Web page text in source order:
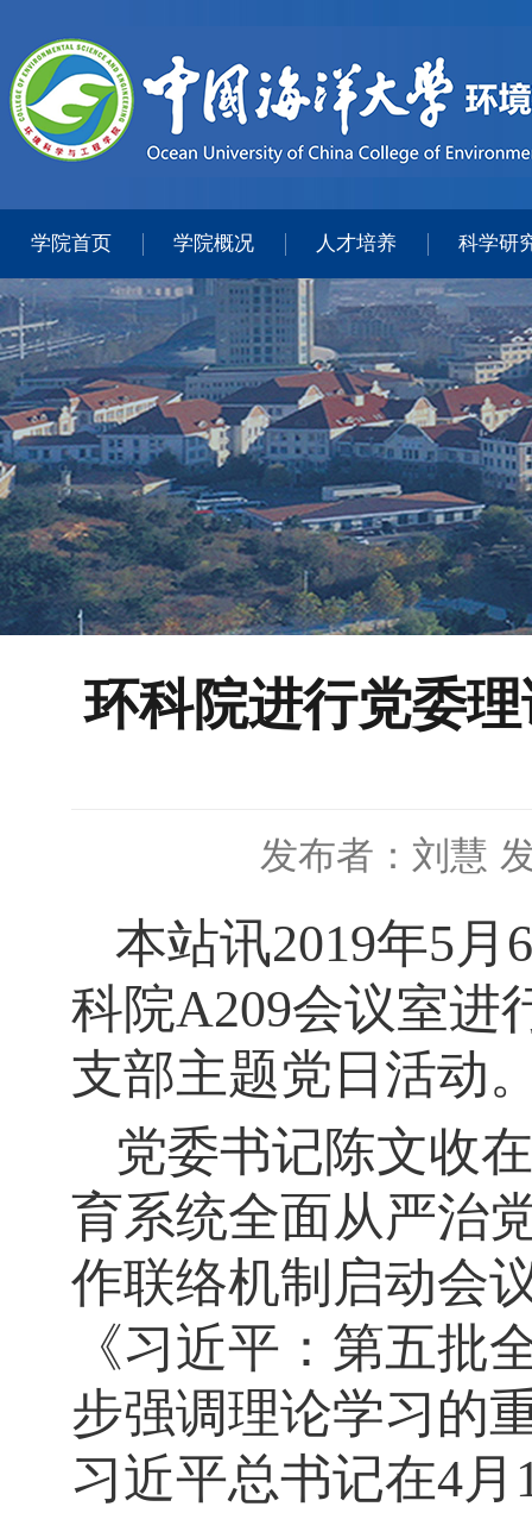
学院首页 学院概况 人才培养 科学研
环科院进行党委
发布者：刘慧
本站讯2019年5月 6
科院A209会议室进
支部主题党日活动
党委书记陈文收
育系统全面从严治
作联络机制启动会
《习近平：第五批
步强调理论学习的
习近平总书记在4月